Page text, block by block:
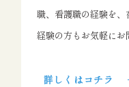
職、看護職の経験を
経験の方もお気軽にお
詳しくはコチラ